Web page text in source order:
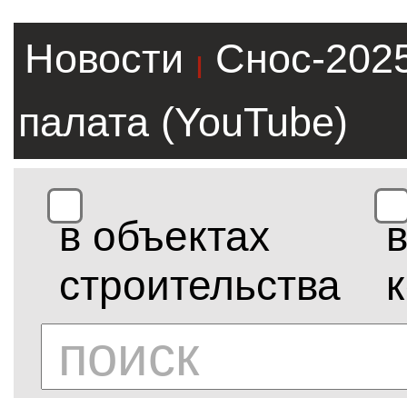
Новости |
Снос-
палата (YouTube)
в объектах
строительства
в